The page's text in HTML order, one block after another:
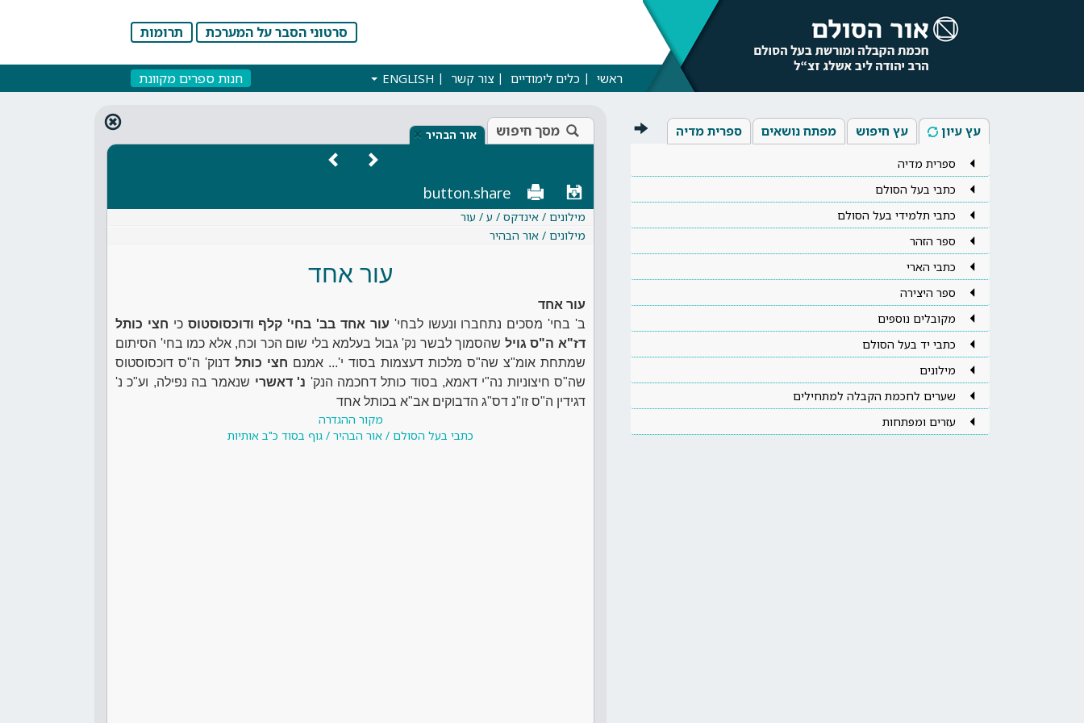
סרטוני הסבר על המערכת תרומות
ראשי כלים לימודיים צור קשר ENGLISH חנות ספרים מקוונת
עץ עיון עץ חיפוש מפתח נושאים ספרית מדיה
ספרית מדיה
כתבי בעל הסולם
כתבי תלמידי בעל הסולם
ספר הזהר
כתבי הארי
ספר היצירה
מקובלים נוספים
כתבי יד בעל הסולם
מילונים
שערים לחכמת הקבלה למתחילים
עזרים ומפתחות
מסך חיפוש אור הבהיר ×
button.share
מילונים / אינדקס / ע / עור
מילונים / אור הבהיר
עור אחד
עור אחד
ב' בחי' מסכים נתחברו ונעשו לבחי' עור אחד בב' בחי' קלף ודוכסוסטוס כי חצי כותל
דז"א ה"ס גויל שהסמוך לבשר נק' גבול בעלמא בלי שום הכר וכח, אלא כמו בחי' הסיתום
שמתחת אומ"צ שה"ס מלכות דעצמות בסוד י'... אמנם חצי כותל דנוק' ה"ס דוכסוסטוס
שה"ס חיצוניות נה"י דאמא, בסוד כותל דחכמה הנק' נ' דאשרי שנאמר בה נפילה, וע"כ נ'
דגידין ה"ס זו"נ דס"ג הדבוקים אב"א בכותל אחד
מקור ההגדרה
כתבי בעל הסולם / אור הבהיר / גוף בסוד כ"ב אותיות